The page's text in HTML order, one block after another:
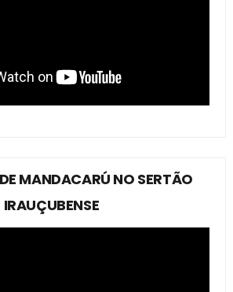
MANDACARÚ NO SERTÃO
IRAUÇUBENSE